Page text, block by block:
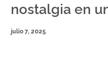
nostalgia en
julio 7, 2025